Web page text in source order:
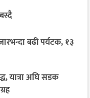
बढी पर्यटक, १३
यात्रा अघि सडक